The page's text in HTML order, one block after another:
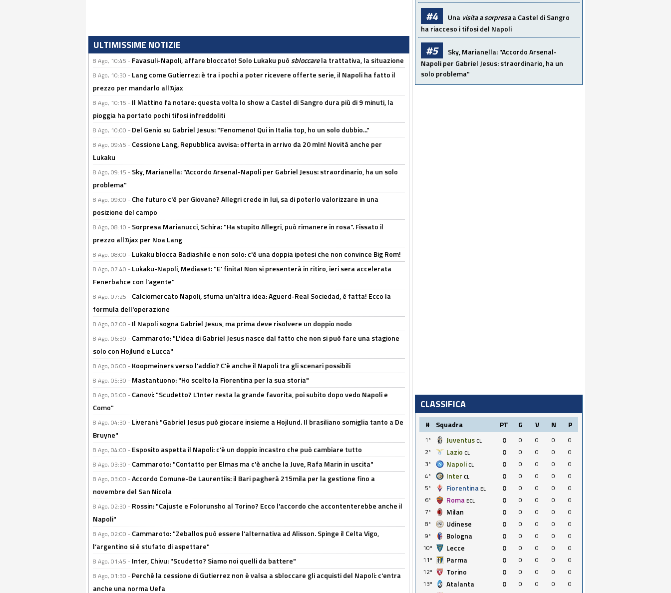
ULTIMISSIME NOTIZIE
8 Ago, 10:45 - Favasuli-Napoli, affare bloccato! Solo Lukaku puòsbloccarela trattativa, la situazione
8 Ago, 10:30 - Lang come Gutierrez: è tra i pochi a poter ricevere offerte serie, il Napoli ha fatto il
prezzo per mandarlo all'Ajax
8 Ago, 10:15 - Il Mattino fa notare: questa volta lo show a Castel di Sangro dura più di 9 minuti, la
pioggia ha portato pochi tifosi infreddoliti
8 Ago, 10:00 - Del Genio su Gabriel Jesus: "Fenomeno! Qui in Italia top, ho un solo dubbio..."
8 Ago, 09:45 - Cessione Lang, Repubblica avvisa: offerta in arrivo da 20 mln! Novità anche per
Lukaku
8 Ago, 09:15 - Sky, Marianella: "Accordo Arsenal-Napoli per Gabriel Jesus: straordinario, ha un solo
problema"
8 Ago, 09:00 - Che futuro c'è per Giovane? Allegri crede in lui, sa di poterlo valorizzare in una
posizione del campo
8 Ago, 08:10 - Sorpresa Marianucci, Schira: "Ha stupito Allegri, può rimanere in rosa". Fissato il
prezzo all'Ajax per Noa Lang
8 Ago, 08:00 - Lukaku blocca Badiashile e non solo: c'è una doppia ipotesi che non convince Big Rom!
8 Ago, 07:40 - Lukaku-Napoli, Mediaset: "E' finita! Non si presenterà in ritiro, ieri sera accelerata
Fenerbahce con l'agente"
8 Ago, 07:25 - Calciomercato Napoli, sfuma un'altra idea: Aguerd-Real Sociedad, è fatta! Ecco la
formula dell'operazione
8 Ago, 07:00 - Il Napoli sogna Gabriel Jesus, ma prima deve risolvere un doppio nodo
8 Ago, 06:30 - Cammaroto: "L’idea di Gabriel Jesus nasce dal fatto che non si può fare una stagione
solo con Hojlund e Lucca"
8 Ago, 06:00 - Koopmeiners verso l'addio? C'è anche il Napoli tra gli scenari possibili
8 Ago, 05:30 - Mastantuono: "Ho scelto la Fiorentina per la sua storia"
8 Ago, 05:00 - Canovi: "Scudetto? L'Inter resta la grande favorita, poi subito dopo vedo Napoli e
Como"
8 Ago, 04:30 - Liverani: "Gabriel Jesus può giocare insieme a Hojlund. Il brasiliano somiglia tanto a De
Bruyne"
8 Ago, 04:00 - Esposito aspetta il Napoli: c'è un doppio incastro che può cambiare tutto
8 Ago, 03:30 - Cammaroto: "Contatto per Elmas ma c'è anche la Juve, Rafa Marin in uscita"
8 Ago, 03:00 -Accordo Comune-De Laurentiis: il Bari pagherà 215mila per la gestione fino a
novembre del San Nicola
8 Ago, 02:30 - Rossin: "Cajuste e Folorunsho al Torino? Ecco l'accordo che accontenterebbe anche il
Napoli"
8 Ago, 02:00 - Cammaroto: "Zeballos può essere l’alternativa ad Alisson. Spinge il Celta Vigo,
l’argentino si è stufato di aspettare"
8 Ago, 01:45 - Inter, Chivu: "Scudetto? Siamo noi quelli da battere"
8 Ago, 01:30 - Perché la cessione di Gutierrez non è valsa a sbloccare gli acquisti del Napoli: c'entra
anche una norma Uefa
#4 Una visita a sorpresaa Castel di Sangro
ha riacceso i tifosi del Napoli
#5
Sky, Marianella: "Accordo Arsenal-
Napoli per Gabriel Jesus: straordinario, ha un
solo problema"
CLASSIFICA
# Squadra PT G V N P
1º Juventus CL 0 0 0 0
0
2º
Lazio CL 0 0 0 0
0
3º
Napoli CL 0 0 0 0
0
4º
Inter CL 0 0 0 0
0
5º
Fiorentina EL 0 0 0 0
0
6º
Roma ECL 0 0 0 0
0
7º
Milan 0 0 0 0
0
8º
Udinese 0 0 0 0
0
9º
Bologna 0 0 0 0
0
10º
Lecce 0 0 0 0
0
11º
Parma 0 0 0 0
0
12º
Torino 0 0 0 0
0
13º
Atalanta 0 0 0 0
0